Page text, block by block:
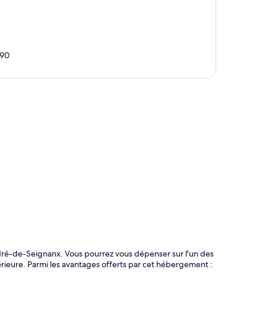
de-Seignanx. Vous pourrez vous dépenser sur l'un des
Parmi les avantages offerts par cet hébergement :